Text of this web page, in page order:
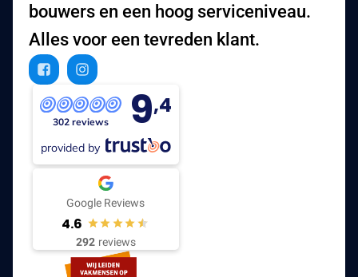
bouwers en een hoog serviceniveau.
Alles voor een tevreden klant.
302 reviews 9,4
provided by
Google Reviews
4.6
292 reviews